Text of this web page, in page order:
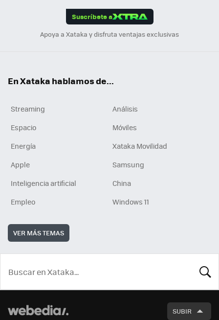
Suscríbete a
Apoya a Xataka y disfruta ventajas exclusivas
En Xataka hablamos de...
Streaming
Análisis
Espacio
Móviles
Energía
Xataka Movilidad
Apple
Samsung
Inteligencia artificial
China
Empleo
Windows 11
VER MÁS TEMAS
SUBIR